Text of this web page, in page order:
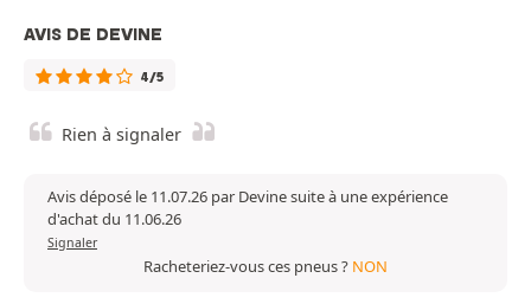
AVIS DE DEVINE
4/5
Rien à signaler
Avis déposé le 11.07.26 par Devine suite à une expérience
d'achat du 11.06.26
Signaler
Racheteriez-vous ces pneus ? NON